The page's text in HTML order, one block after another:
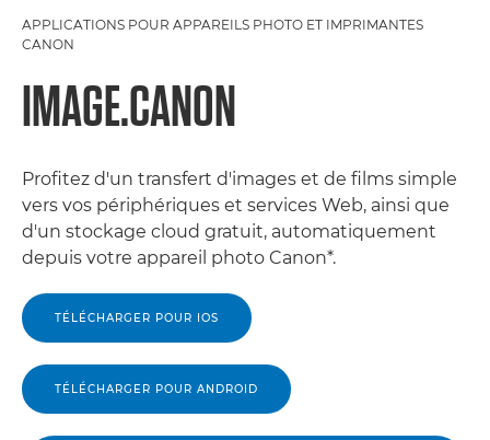
APPLICATIONS POUR APPAREILS PHOTO ET IMPRIMANTES
CANON
IMAGE.CANON
Profitez d'un transfert d'images et de films simple
vers vos périphériques et services Web, ainsi que
d'un stockage cloud gratuit, automatiquement
depuis votre appareil photo Canon*.
TÉLÉCHARGER POUR IOS
TÉLÉCHARGER POUR ANDROID